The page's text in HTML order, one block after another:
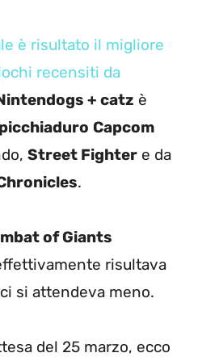
è risultato il migliore
recensiti da
+ catz è
picchiaduro Capcom
Street Fighter e da
.
of Giants
risultava
si attendeva meno.
del 25 marzo, ecco